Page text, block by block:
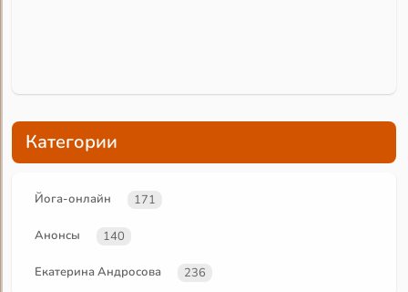
Категории
Йога-онлайн 171
Анонсы 140
Екатерина Андросова 236